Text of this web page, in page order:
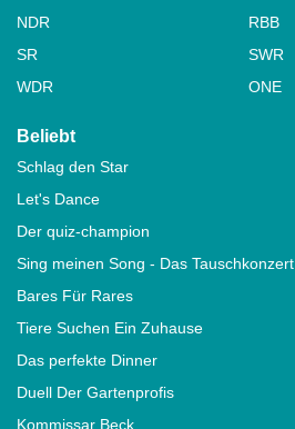
NDR
RBB
SR
SWR
WDR
ONE
Beliebt
Schlag den Star
Let's Dance
Der quiz-champion
Sing meinen Song - Das Tauschkonzert
Bares Für Rares
Tiere Suchen Ein Zuhause
Das perfekte Dinner
Duell Der Gartenprofis
Kommissar Beck